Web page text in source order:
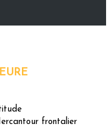
frontalier